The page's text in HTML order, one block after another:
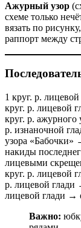
Ажурный узор
схеме только
вязать по
раппорт между
1 круг. р.
круг. р. лицевой
круг. р.
р. изнаночной
узора «Бабочки»
накиды
лицевыми
круг. р. лицевой
р. лицевой глади
лицевой глади →
Важно: